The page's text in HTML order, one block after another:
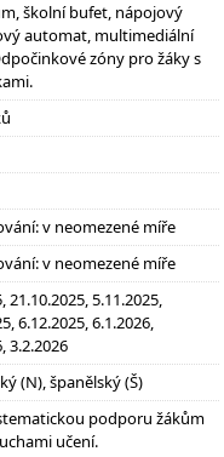
školní bufet, nápojový
automat, multimediální
zóny pro žáky s
v neomezené míře
v neomezené míře
21.10.2025, 5.11.2025,
6.12.2025, 6.1.2026,
3.2.2026
(N), španělský (Š)
podporu žákům
učení.